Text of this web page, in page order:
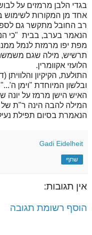
בגדי הלבן מרמזים על
אחד מן המקורות לשימוש
רב החובל מתקשר גם לספר
הנאמר בערב, בבית "כי
מפת יפו מרמזת לנמל ממנו
תרשיש, מילה שגם
הלועזי אקוומרין.
התולעת, הקיקיון והלוויתן
ובלשון המיוחדת "וימן
האיש הישן מרמז על
המילה להבה הינה ר"ת של
הנאמרת בסיום תפילת
Gadi Eidelheit
שתף
אין תגובות:
הוסף רשומת תגובה